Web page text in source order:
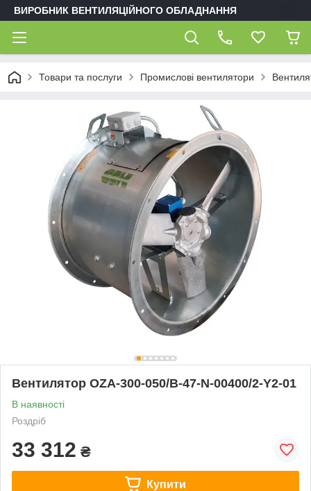
ВИРОБНИК ВЕНТИЛЯЦІЙНОГО ОБЛАДНАННЯ
Товари та послуги Промислові вентилятори
Вентилятор OZA-300-050/B-47-N-00400/2-Y2-01
В наявності
Роздріб
33 312 ₴
Купити